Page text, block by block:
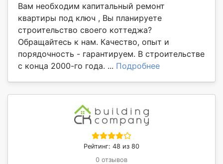
Вам необходим капитальный ремонт
квартиры под ключ , Вы планируете
строительство своего коттеджа?
Обращайтесь к нам. Качество, опыт и
порядочность - гарантируем. В строительстве
с конца 2000-го года. ... Подробнее
Рейтинг: 48 из 80
0 отзывов